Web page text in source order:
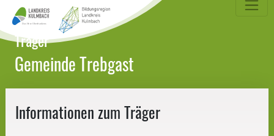
Landkreis Kulmbach
Träger
Gemeinde Trebgast
Informationen zum Träger